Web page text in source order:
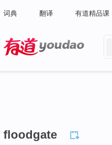
词典 翻译 有道精品课
floodgate